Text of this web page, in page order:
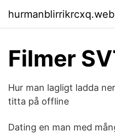
Filmer
Hur man lagligt ladda
titta på offline
Dating en man med